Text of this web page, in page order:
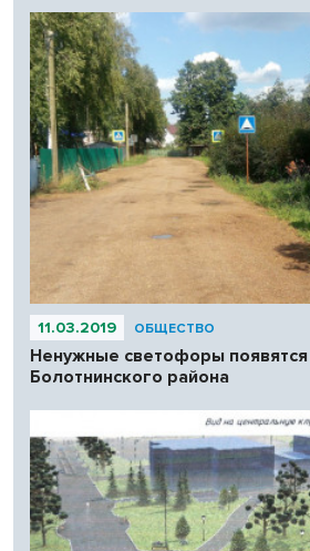
11.03.2019 ОБЩЕСТВО
Ненужные светофоры
Болотнинского района